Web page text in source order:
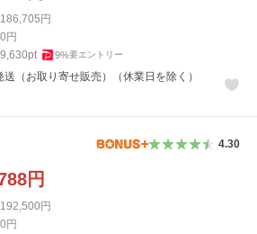
186,705 円
0 円
9,630pt 9%要エントリー
（お取り寄せ販売）（休業日を除く）
4.30
円
192,500 円
0 円